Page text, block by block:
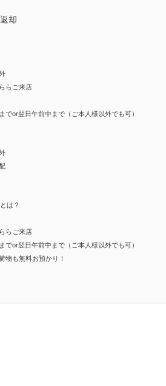
却
らご来店
翌日午前中まで（ご本人様以外でも可）
は？
らご来店
or翌日午前中まで（ご本人様以外でも可）
も無料お預かり！